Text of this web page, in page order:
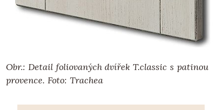
Obr.: Detail foliovaných dvířek T.classic s patinou
provence. Foto: Trachea